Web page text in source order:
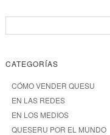
CATEGORÍAS
CÓMO VENDER QUESU
EN LAS REDES
EN LOS MEDIOS
QUESERU POR EL MUNDO